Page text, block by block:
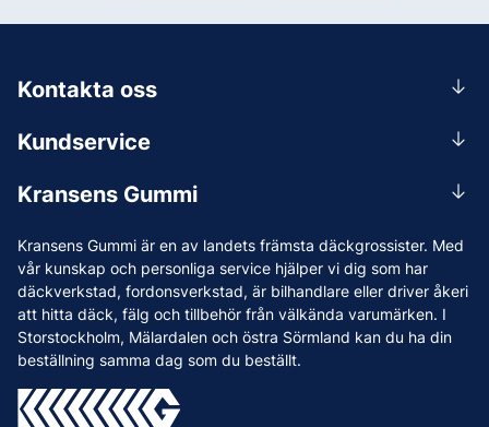
Kransens Gummi är en av landets främsta däckgrossister. Med
vår kunskap och personliga service hjälper vi dig som har
däckverkstad, fordonsverkstad, är bilhandlare eller driver åkeri
att hitta däck, fälg och tillbehör från välkända varumärken. I
Storstockholm, Mälardalen och östra Sörmland kan du ha din
beställning samma dag som du beställt.
Kundservice
Leverans
Reklamation & återköp
Betalning & faktura
Köpvillkor
Vanliga frågor och svar
Kransens Gummi
Vi som jobbar på Kransens Gummi
Jobba hos oss
Nyheter
Tips & Råd
Varumärken
Kontakta oss
0156-409 00
Mån-Tors 07.30-16:30, Fre 07.30-15.00.
Lunchstängt 12:00-12:30